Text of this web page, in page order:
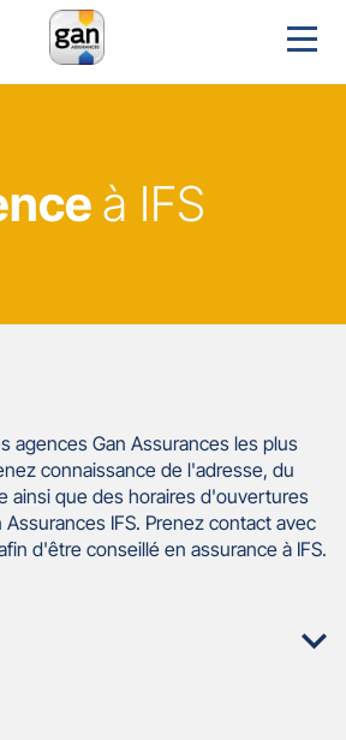
MENU
à IFS
agences Gan Assurances les plus
connaissance de l'adresse, du
ainsi que des horaires d'ouvertures
IFS. Prenez contact avec
d'être conseillé en assurance à IFS.